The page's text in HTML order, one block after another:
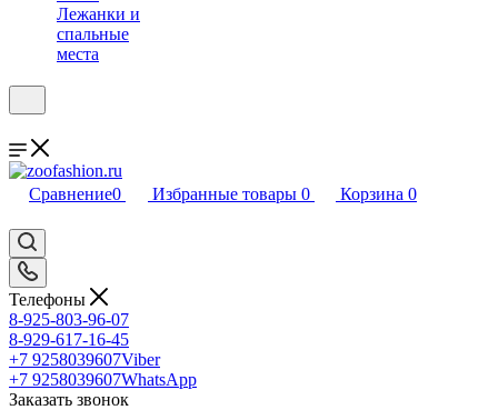
Лежанки и
спальные
места
Сравнение0 Избранные товары 0 Корзина 0
Телефоны
8-925-803-96-07
8-929-617-16-45
+7 9258039607Viber
+7 9258039607WhatsApp
Заказать звонок